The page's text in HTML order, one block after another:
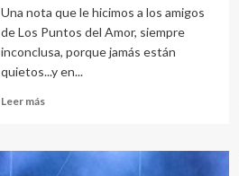
Una nota que le hicimos a los amigos
de Los Puntos del Amor, siempre
inconclusa, porque jamás están
quietos...y en...
Leer más
LOS
PUNTOS